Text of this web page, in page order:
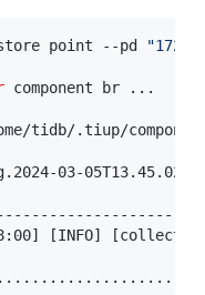
point --pd
component br .. .
tidb/.tiup/
03-
] [INFO] [
.. .. .. .. .. .. .. .. .. ..